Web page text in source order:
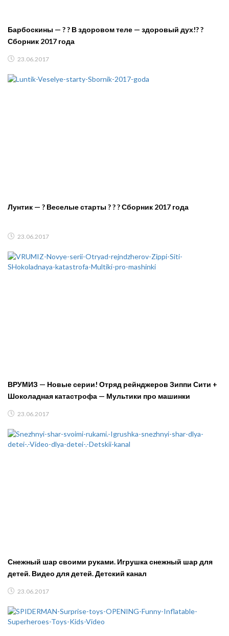
Барбоскины — ? ? В здоровом теле — здоровый дух!? ?
Сборник 2017 года
23.06.2017
Лунтик — ? Веселые старты ? ? ? Сборник 2017 года
23.06.2017
ВРУМИЗ — Новые серии! Отряд рейнджеров Зиппи Сити +
Шоколадная катастрофа — Мультики про машинки
23.06.2017
Снежный шар своими руками. Игрушка снежный шар для
детей. Видео для детей. Детский канал
23.06.2017